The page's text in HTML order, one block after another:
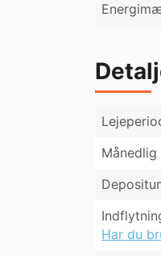
Månedlig
Har du